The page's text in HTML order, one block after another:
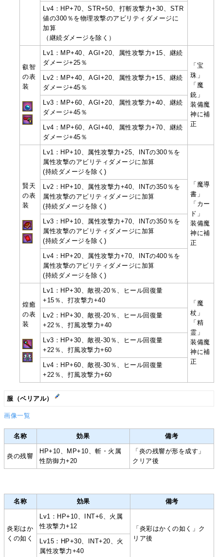
Lv4：HP+70、STR+50、打斬攻撃力+30、STR
値の300％を物理攻撃のアビリティダメージに
加算
（継続ダメージを除く）
叡智
の表
装
Lv1：MP+40、AGI+20、属性攻撃力+15、継続
ダメージ+25％
「宝
珠」
「魔
銃」
装備魔
神に補
正
Lv2：MP+40、AGI+20、属性攻撃力+15、継続
ダメージ+45％
Lv3：MP+60、AGI+20、属性攻撃力+40、継続
ダメージ+45％
Lv4：MP+60、AGI+40、属性攻撃力+70、継続
ダメージ+45％
賢天
の表
装
Lv1：HP+10、属性攻撃力+25、INTの300％を
属性攻撃のアビリティダメージに加算
(持続ダメージを除く)
「魔導
書」
「カー
ド」
装備魔
神に補
正
Lv2：HP+10、属性攻撃力+40、INTの350％を
属性攻撃のアビリティダメージに加算
(持続ダメージを除く)
Lv3：HP+10、属性攻撃力+70、INTの350％を
属性攻撃のアビリティダメージに加算
(持続ダメージを除く)
Lv4：HP+20、属性攻撃力+70、INTの400％を
属性攻撃のアビリティダメージに加算
(持続ダメージを除く)
煌癒
の表
装
Lv1：HP+30、敵視-20％、ヒール回復量
+15％、打攻撃力+40
「魔
杖」
「精
霊」
装備魔
神に補
正
Lv2：HP+30、敵視-20％、ヒール回復量
+22％、打風攻撃力+40
Lv3：HP+30、敵視-30％、ヒール回復量
+22％、打風攻撃力+60
Lv4：HP+60、敵視-30％、ヒール回復量
+22％、打風攻撃力+60
服（ベリアル）
画像一覧
名称 効果 備考
炎の残響
HP+10、MP+10、斬・火属
性防御力+20
「炎の残響が形を成す」
クリア後
名称 効果 備考
炎彩はか
くの如く
Lv1：HP+10、INT+6、火属
性攻撃力+12
「炎彩はかくの如く」ク
リア後
Lv15：HP+30、INT+20、火
属性攻撃力+40